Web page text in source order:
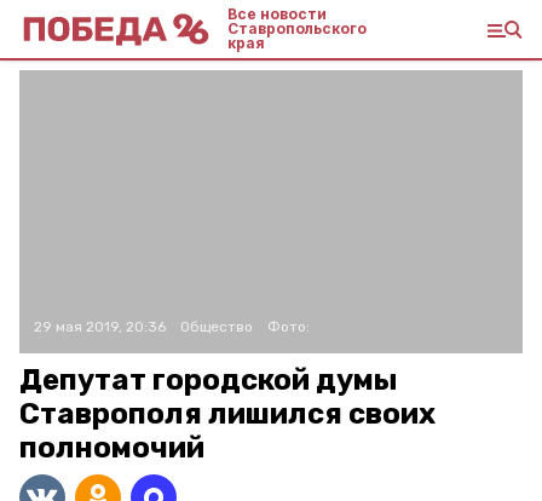
Все новости
Ставропольского
края
29 мая 2019, 20:36 Общество Фото:
Депутат городской думы
Ставрополя лишился своих
полномочий